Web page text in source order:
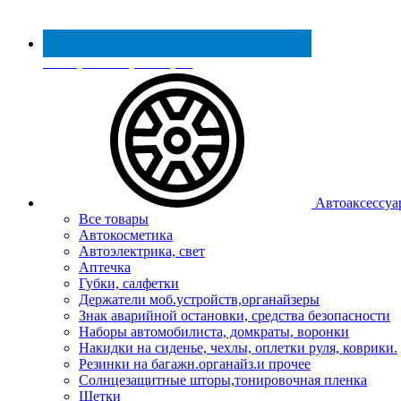
Реестр МинПромТорга
Все товары
Автокосметика
Автоэлектрика, свет
Аптечка
Губки, салфетки
Держатели моб.устройств,органайзеры
Знак аварийной остановки, средства безопасности
Наборы автомобилиста, домкраты, воронки
Накидки на сиденье, чехлы, оплетки руля, коврики.
Резинки на багажн.органайз.и прочее
Солнцезащитные шторы,тонировочная пленка
Щетки